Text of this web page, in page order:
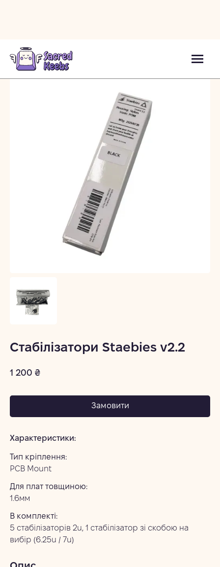
Аксесуари
Стабілізатори Staebies v2.2
1 200 ₴
Замовити
Характеристики:
Тип кріплення:
PCB Mount
Для плат товщиною:
1.6мм
В комплекті:
5 стабілізаторів 2u, 1 стабілізатор зі скобою на
вибір (6.25u / 7u)